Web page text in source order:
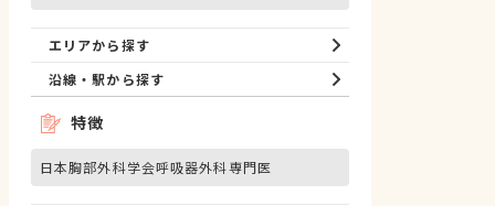
エリアから探す
沿線・駅から探す
特徴
日本胸部外科学会呼吸器外科専門医